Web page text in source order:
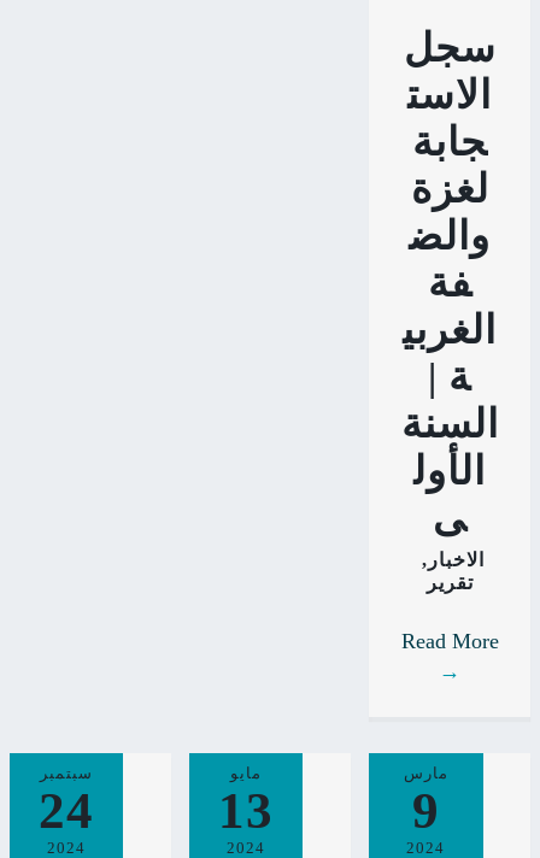
سجل
الاست
جابة
لغزة
والض
فة
الغربي
ة |
السنة
الأول
ى
الاخبار,
تقرير
Read More
→
سبتمبر
24
2024
مايو
13
2024
مارس
9
2024